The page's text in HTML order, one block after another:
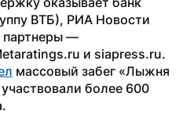
ВТБ), РИА Новости
партнеры —
и siapress.ru.
массовый забег «Лыжня
более 600